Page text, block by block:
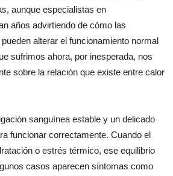
aunque especialistas en
años advirtiendo de cómo las
alterar el funcionamiento normal
sufrimos ahora, por inesperada, nos
sobre la relación que existe entre calor
sanguínea estable y un delicado
funcionar correctamente. Cuando el
o estrés térmico, ese equilibrio
casos aparecen síntomas como